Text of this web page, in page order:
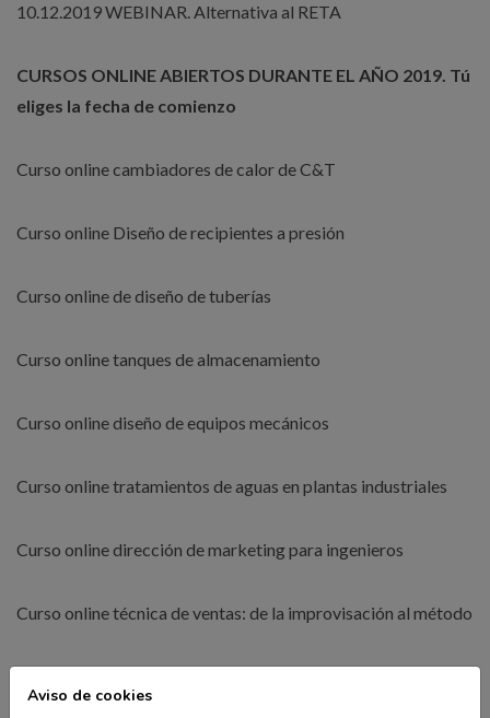
10.12.2019 WEBINAR. Alternativa al RETA
CURSOS ONLINE ABIERTOS DURANTE EL AÑO 2019. Tú
eliges la fecha de comienzo
Curso online cambiadores de calor de C&T
Curso online Diseño de recipientes a presión
Curso online de diseño de tuberías
Curso online tanques de almacenamiento
Curso online diseño de equipos mecánicos
Curso online tratamientos de aguas en plantas industriales
Curso online dirección de marketing para ingenieros
Curso online técnica de ventas: de la improvisación al método
Aviso de cookies